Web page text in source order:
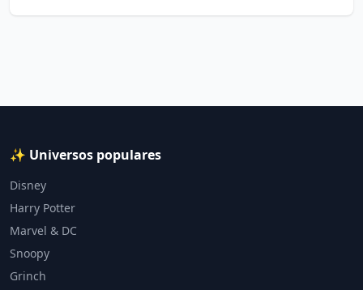
✨ Universos populares
Disney
Harry Potter
Marvel & DC
Snoopy
Grinch